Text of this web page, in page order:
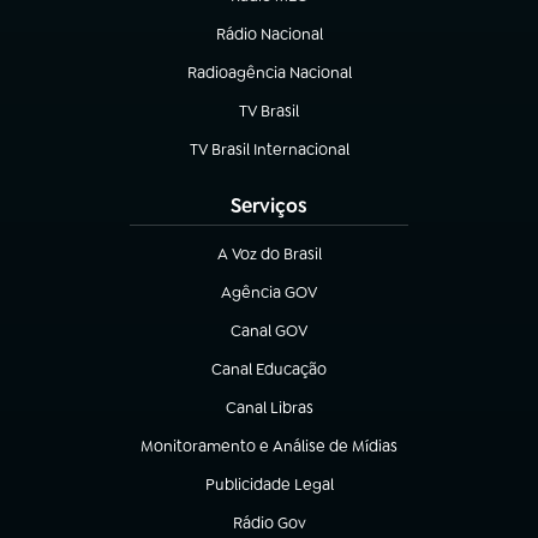
Rádio Nacional
Radioagência Nacional
(abre em nova aba)
TV Brasil
(abre em nova aba)
TV Brasil Internacional
(abre em nova aba)
Serviços
A Voz do Brasil
(abre em nova aba)
Agência GOV
(abre em nova aba)
Canal GOV
(abre em nova aba)
Canal Educação
(abre em nova aba)
Canal Libras
(abre em nova aba)
Monitoramento e Análise de Mídias
(abre em nova aba)
Publicidade Legal
(abre em nova aba)
Rádio Gov
(abre em nova aba)